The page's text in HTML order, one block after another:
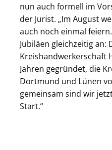
nun auch formell im
der Jurist. „Im August
auch noch einmal
Jubiläen gleichzeitig an:
Kreishandwerkerschaft
Jahren gegründet, die
Dortmund und Lünen
gemeinsam sind wir
Start.“